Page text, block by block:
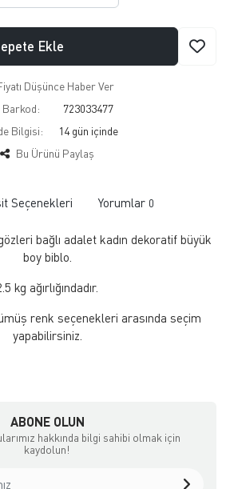
Ekle
Düşünce Haber Ver
Barkod:
723033477
Bilgisi:
Bu Ürünü Paylaş
Seçenekleri Yorumlar 0
bağlı adalet kadın dekoratif büyük
boy biblo.
kg ağırlığındadır.
renk seçenekleri arasında seçim
yapabilirsiniz.
ABONE OLUN
hakkında bilgi sahibi olmak için
kaydolun!